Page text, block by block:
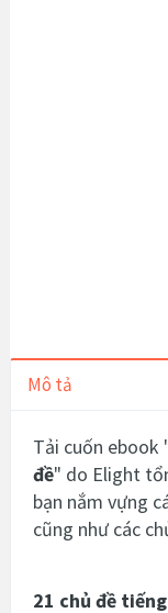
Mô tả
Tải cuốn ebook
đề" do Elight
bạn nắm vựng
cũng như các
21 chủ đề